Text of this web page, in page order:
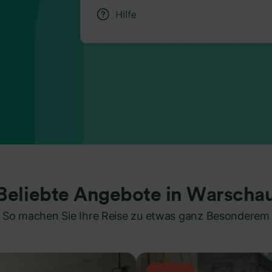
Beliebte Angebote in
So machen Sie Ihre Reise zu etwas ganz Besonderem